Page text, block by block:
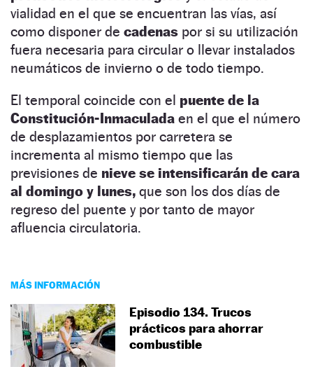
vialidad en el que se encuentran las vías, así
como disponer de cadenas por si su utilización
fuera necesaria para circular o llevar instalados
neumáticos de invierno o de todo tiempo.
El temporal coincide con el puente de la
Constitución-Inmaculada en el que el número
de desplazamientos por carretera se
incrementa al mismo tiempo que las
previsiones de nieve se intensificarán de cara
al domingo y lunes, que son los dos días de
regreso del puente y por tanto de mayor
afluencia circulatoria.
MÁS INFORMACIÓN
Episodio 134. Trucos
prácticos para ahorrar
combustible